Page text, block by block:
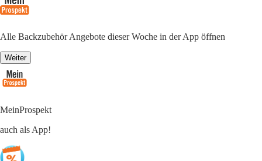
Alle Backzubehör Angebote dieser Woche in der App öffnen
Weiter
MeinProspekt
auch als App!